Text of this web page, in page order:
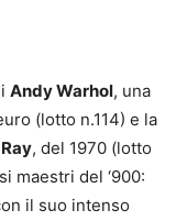
Andy Warhol, una
(lotto n.114) e la
, del 1970 (lotto
maestri del ‘900:
il suo intenso